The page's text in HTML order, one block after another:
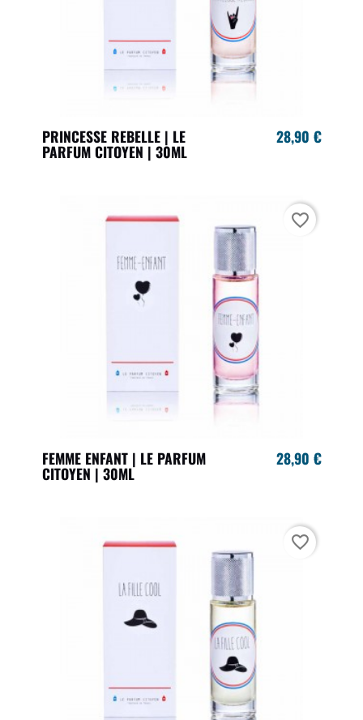
PRINCESSE REBELLE | LE
PARFUM CITOYEN | 30ML
28,90 €
FEMME ENFANT | LE PARFUM
CITOYEN | 30ML
28,90 €
favorite_border
favorite_border